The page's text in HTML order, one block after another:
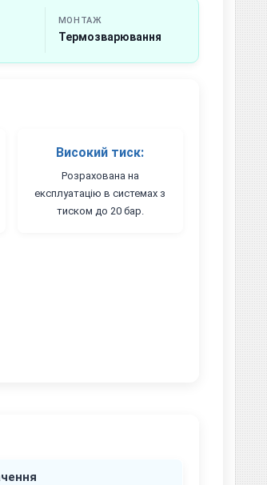
МОНТАЖ
Термозварювання
Високий тиск:
Розрахована на
експлуатацію в системах з
тиском до 20 бар.